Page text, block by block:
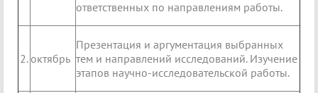
ответственных по направлениям работы.
2. октябрь
Презентация и аргументация выбранных
тем и направлений исследований. Изучение
этапов научно-исследовательской работы.